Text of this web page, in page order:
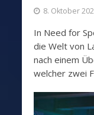
8. Oktober
In Need for
die Welt von
nach einem
welcher zwei